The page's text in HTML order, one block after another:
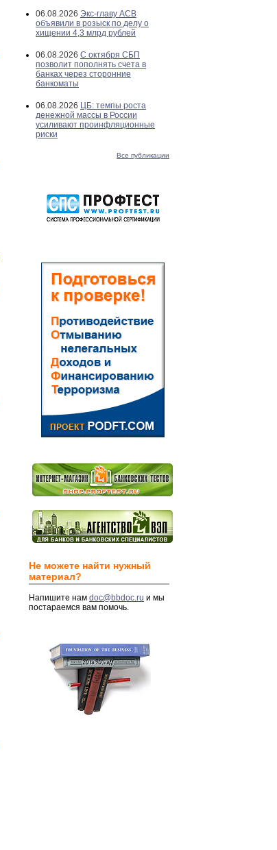
06.08.2026 Экс-главу АСВ
объявили в розыск по делу о
хищении 4,3 млрд рублей
06.08.2026 С октября СБП
позволит пополнять счета в
банках через сторонние
банкоматы
06.08.2026 ЦБ: темпы роста
денежной массы в России
усиливают проинфляционные
риски
Все публикации
Не можете найти нужный
материал?
Напишите нам doc@bbdoc.ru и мы
постараемся вам помочь.